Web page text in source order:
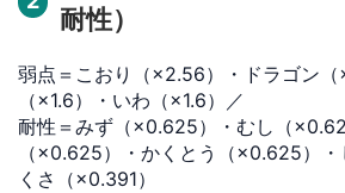
耐性）
弱点＝こおり（×2.56）・ドラゴン（
（×1.6）・いわ（×1.6）／
耐性＝みず（×0.625）・むし（
（×0.625）・かくとう（×0.625）・
くさ（×0.391）